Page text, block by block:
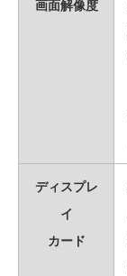
画面解像度
ディスプレ
イ
カード